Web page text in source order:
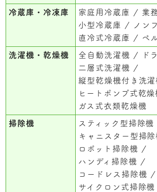
冷蔵庫・冷凍庫 家庭用冷蔵庫
業
小型冷蔵庫
ノン
直冷式冷蔵庫
ペ
洗濯機・乾燥機 全自動洗濯機
ド
二層式洗濯機
縦型乾燥機付き洗濯
ヒートポンプ式乾燥
ガス式衣類乾燥機
掃除機
スティック型掃除機
キャニスター型掃除
ロボット掃除機
ハンディ掃除機
コードレス掃除機
サイクロン式掃除機